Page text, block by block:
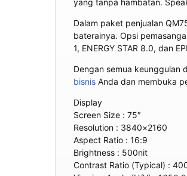
Dalam paket penjualan
baterainya. Opsi
1, ENERGY STAR 8.0, dan
Dengan semua keunggulan
bisnis Anda dan membuka
Display
Screen Size : 75″
Resolution : 3840×2160
Aspect Ratio : 16:9
Brightness : 500nit
Contrast Ratio (Typical) :